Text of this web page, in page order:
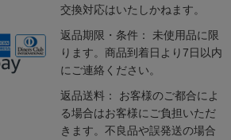
交換対応はいたしかねます。
返品期限・条件： 未使用品に限
ります。商品到着日より7日以内
にご連絡ください。
返品送料： お客様のご都合によ
る場合はお客様にご負担いただ
きます。不良品や誤発送の場合